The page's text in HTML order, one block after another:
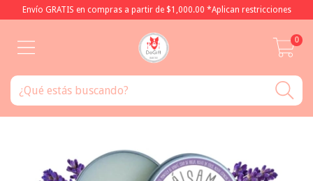
Envío GRATIS en compras a partir de $1,000.00 *Aplican restricciones
0